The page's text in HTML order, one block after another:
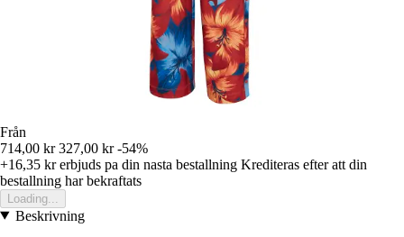
Från
714,00 kr 327,00 kr -54%
+16,35 krerbjuds pa din nasta bestallning Krediteras efter att din
bestallning har bekraftats
Loading...
Beskrivning